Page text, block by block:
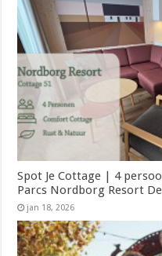
Spot Je Cottage | 4
Parcs Nordborg Resort
jan 18, 2026